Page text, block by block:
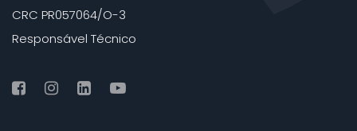
CRC PR057064/O-3
Responsável Técnico